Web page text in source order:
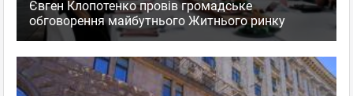
Євген Клопотенко провів громадське
обговорення майбутнього Житнього ринку